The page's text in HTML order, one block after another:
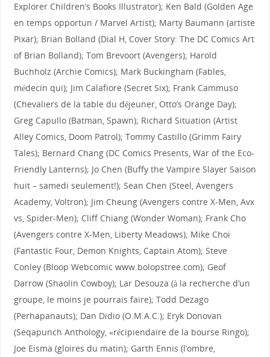
Explorer Children’s Books Illustrator); Ken Bald (Golden Age
en temps opportun / Marvel Artist); Marty Baumann (artiste
Pixar); Brian Bolland (Dial H, Cover Story: The DC Comics Art
of Brian Bolland); Tom Brevoort (Avengers); Harold
Buchholz (Archie Comics); Mark Buckingham (Fables,
médecin qui); Jim Calafiore (Secret Six); Frank Cammuso
(Chevaliers de la table du déjeuner, Otto’s Orange Day);
Greg Capullo (Batman, Spawn); Richard Situation (Artist
Alley Comics, Doom Patrol); Tommy Castillo (Grimm Fairy
Tales); Bernard Chang (DC Comics Presents, War of the Eco-
Friendly Lanterns); Jo Chen (Buffy the Vampire Slayer Saison
huit – samedi seulement!); Sean Chen (Steel, Avengers
Academy, Voltron); Jim Cheung (Avengers contre X-Men, Avx
vs, Spider-Men); Cliff Chiang (Wonder Woman); Frank Cho
(Avengers contre X-Men, Liberty Meadows); Mike Choi
(Fantastic Four, Demon Knights, Captain Atom); Steve
Conley (Bloop Webcomic www.bolopstree.com); Geof
Darrow (Shaolin Cowboy); Lar Desouza (à la recherche d’un
groupe, le moins je pourrais faire); Todd Dezago
(Perhapanauts); Dan Didio (O.M.A.C.); Eryk Donovan
(Seqapunch Anthology, «récipiendaire de la bourse Ringo);
Joe Eisma (gloires du matin); Garth Ennis (l’ombre,